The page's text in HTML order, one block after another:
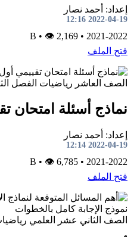
إعداد: أحمد نصار
2022-04-19 12:16
2021-2022
•
B
•👁 2,169
فتح الملف
الصف العاشر رياضيات الفصل
نماذج أسئلة امتحان
إعداد: أحمد نصار
2022-04-19 12:14
2021-2022
•
B
•👁 6,785
فتح الملف
الصف الثاني عشر العلمي